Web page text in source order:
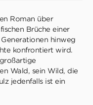
Roman über
Brüche einer
hinweg
konfrontiert wird.
Wald, sein Wild, die
jedenfalls ist ein